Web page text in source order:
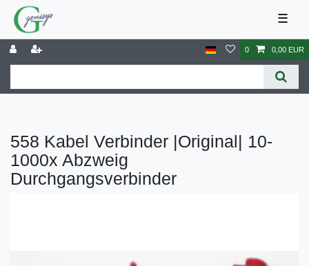
☰
0 0,00 EUR
558 Kabel Verbinder |Original| 10-
1000x Abzweig
Durchgangsverbinder